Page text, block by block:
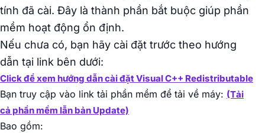
tính đã cài. Đây là thành phần bắt buộc giúp phần
mềm hoạt động ổn định.
Nếu chưa có, bạn hãy cài đặt trước theo hướng
dẫn tại link bên dưới:
Click để xem hướng dẫn cài đặt Visual C++ Redistributable
Bạn truy cập vào link tải phần mềm để tải về máy: (Tải
cả phần mềm lẫn bản Update)
Bao gồm: